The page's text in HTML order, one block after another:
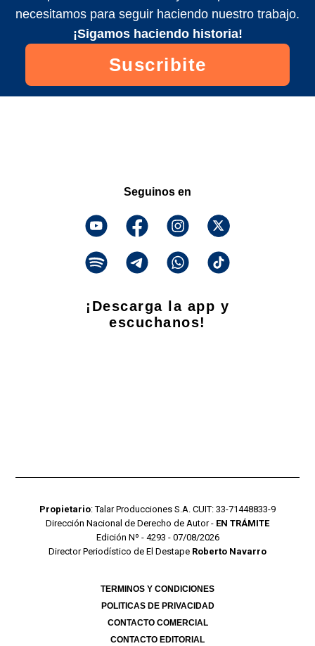
necesitamos para seguir haciendo nuestro trabajo.
¡Sigamos haciendo historia!
Suscribite
Seguinos en
¡Descarga la app y
escuchanos!
Propietario: Talar Producciones S.A. CUIT: 33-71448833-9
Dirección Nacional de Derecho de Autor - EN TRÁMITE
Edición Nº - 4293 - 07/08/2026
Director Periodístico de El Destape Roberto Navarro
TERMINOS Y CONDICIONES
POLITICAS DE PRIVACIDAD
CONTACTO COMERCIAL
CONTACTO EDITORIAL